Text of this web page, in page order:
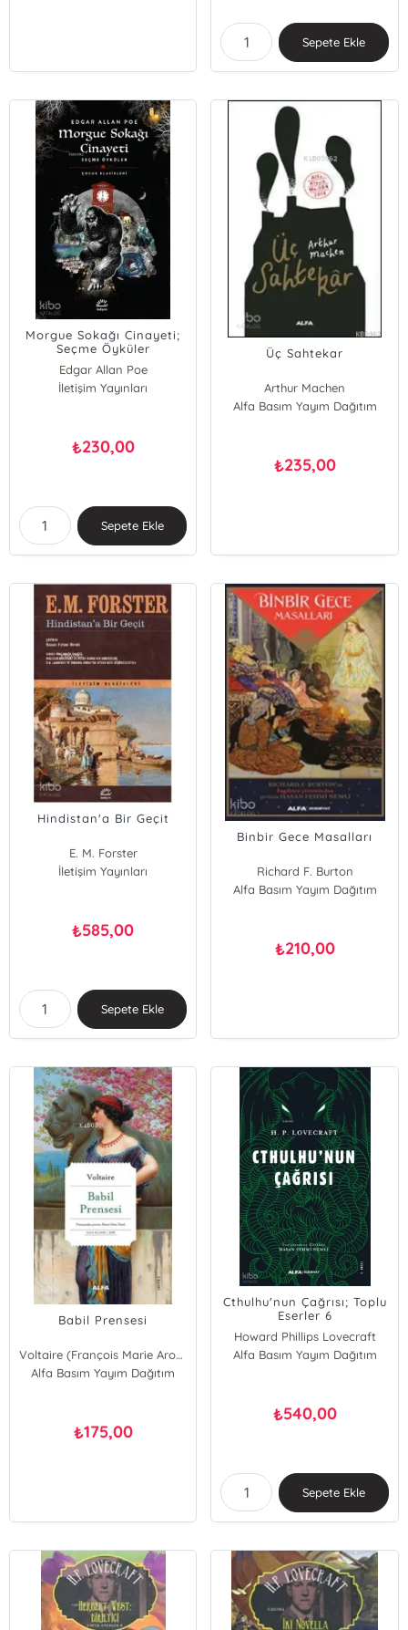
Sepete Ekle
Morgue Sokağı Cinayeti;
Seçme Öyküler
Edgar Allan Poe
İletişim Yayınları
₺230,00
Sepete Ekle
Üç Sahtekar
Arthur Machen
Alfa Basım Yayım Dağıtım
₺235,00
Hindistan'a Bir Geçit
E. M. Forster
İletişim Yayınları
₺585,00
Sepete Ekle
Binbir Gece Masalları
Richard F. Burton
Alfa Basım Yayım Dağıtım
₺210,00
Babil Prensesi
Voltaire (François Marie Arouet Voltaire)
Alfa Basım Yayım Dağıtım
₺175,00
Cthulhu'nun Çağrısı; Toplu
Eserler 6
Howard Phillips Lovecraft
Alfa Basım Yayım Dağıtım
₺540,00
Sepete Ekle